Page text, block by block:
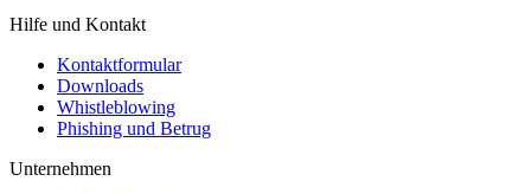
Hilfe und Kontakt
Kontaktformular
Downloads
Whistleblowing
Phishing und Betrug
Unternehmen